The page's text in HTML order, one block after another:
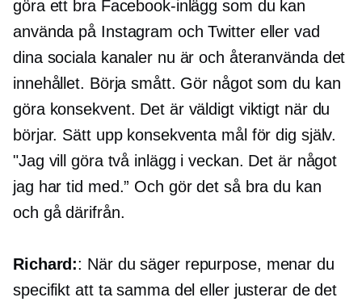
göra ett bra Facebook-inlägg som du kan
använda på Instagram och Twitter eller vad
dina sociala kanaler nu är och återanvända det
innehållet. Börja smått. Gör något som du kan
göra konsekvent. Det är väldigt viktigt när du
börjar. Sätt upp konsekventa mål för dig själv.
"Jag vill göra två inlägg i veckan. Det är något
jag har tid med.” Och gör det så bra du kan
och gå därifrån.
Richard:: När du säger repurpose, menar du
specifikt att ta samma del eller justerar de det